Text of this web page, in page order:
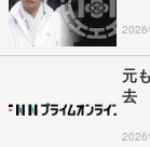
2026
元
去
2026